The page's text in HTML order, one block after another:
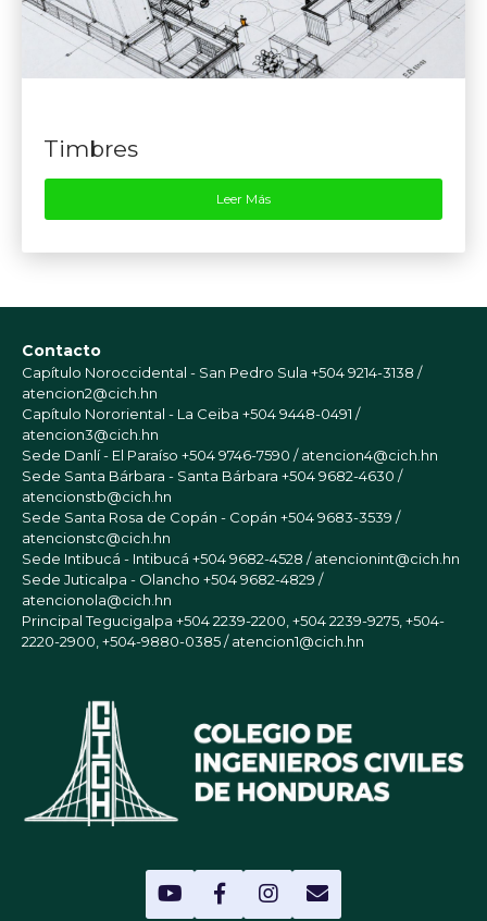
Timbres
Leer Más
Contacto
Capítulo Noroccidental - San Pedro Sula +504 9214-3138 /
atencion2@cich.hn
Capítulo Nororiental - La Ceiba +504 9448-0491 /
atencion3@cich.hn
Sede Danlí - El Paraíso +504 9746-7590 / atencion4@cich.hn
Sede Santa Bárbara - Santa Bárbara +504 9682-4630 /
atencionstb@cich.hn
Sede Santa Rosa de Copán - Copán +504 9683-3539 /
atencionstc@cich.hn
Sede Intibucá - Intibucá +504 9682-4528 / atencionint@cich.hn
Sede Juticalpa - Olancho +504 9682-4829 /
atencionola@cich.hn
Principal Tegucigalpa +504 2239-2200, +504 2239-9275, +504-
2220-2900, +504-9880-0385 / atencion1@cich.hn